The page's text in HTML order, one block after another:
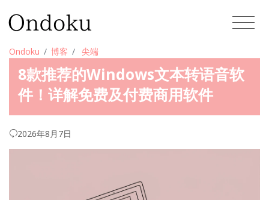
Ondoku 博客 尖端
8款推荐的Windows文本转语音软
件！详解免费及付费商用软件
2026年8月7日